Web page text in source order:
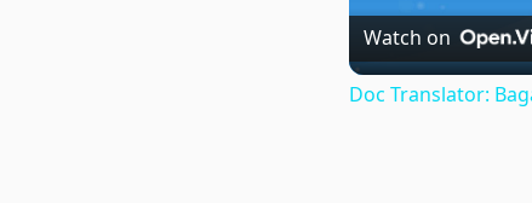
Watch on
Doc Translator: